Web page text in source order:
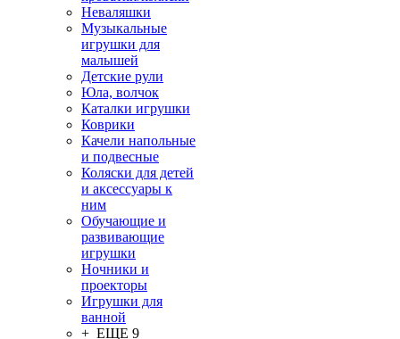
Неваляшки
Музыкальные
игрушки для
малышей
Детские рули
Юла, волчок
Каталки игрушки
Коврики
Качели напольные
и подвесные
Коляски для детей
и аксессуары к
ним
Обучающие и
развивающие
игрушки
Ночники и
проекторы
Игрушки для
ванной
+ ЕЩЕ 9